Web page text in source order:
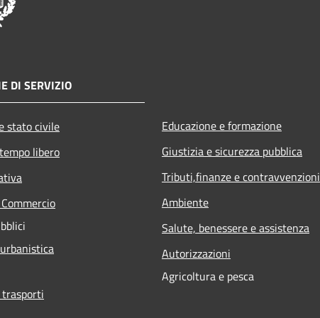
DI SERVIZIO
stato civile
libero
Educazione e formazione
Giustizia e sicurezza pubblica
Tributi,finanze e contravvenzioni
Ambiente
Salute, benessere e assistenza
Autorizzazioni
Agricoltura e pesca